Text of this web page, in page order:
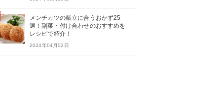
メンチカツの献立に合うおかず25
選！副菜・付け合わせのおすすめを
レシピで紹介！
2024年04月02日